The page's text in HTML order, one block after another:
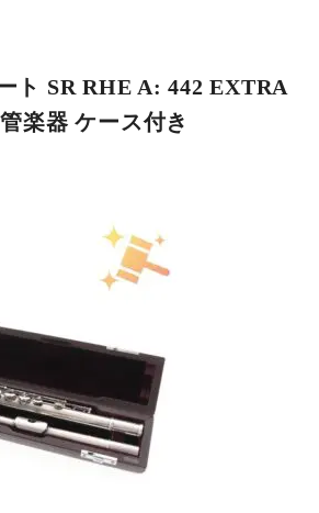
ト SR RHE A: 442 EXTRA
楽器 ケース付き